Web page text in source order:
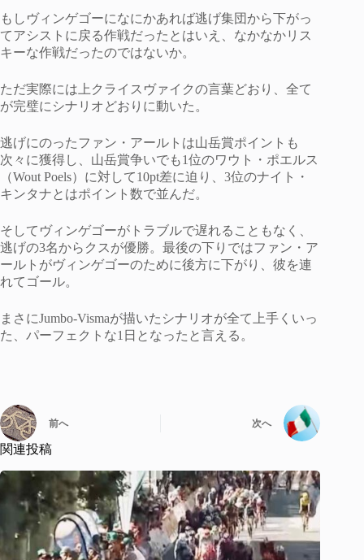
もしヴィンゲゴーになにかあれば逃げ集団から下がっ
てアシストに戻る作戦だったとはいえ、なかなかリス
キーな作戦だったのではないか。
ただ実際には上クライスヴァイクの言葉どおり、全て
が完璧にシナリオどおりに動いた。
逃げにのったファン・アールトは山岳賞ポイントも
次々に獲得し、山岳賞争いでも1位のワウト・ポエルス
（Wout Poels）に対して10pt差に迫り、3位のナイト・
キンタナとはポイント数で並んだ。
そしてヴィンゲゴーがトラブルで遅れることもなく、
逃げの3名からクスが優勝。最後の下りではファン・ア
ールトがヴィンゲゴーのために後方に下がり、彼を連
れてゴール。
まさにJumbo-Vismaが描いたシナリオが全て上手くいっ
た、パーフェクトな1日となったと言える。
前へ 次へ
関連投稿